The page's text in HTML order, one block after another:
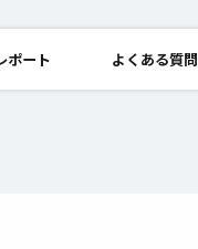
ポート よくある質問